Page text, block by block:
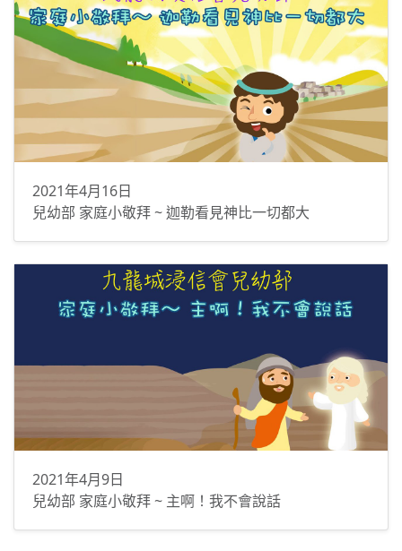
2021年4月16日
兒幼部 家庭小敬拜 ~ 迦勒看見神比一切都大
2021年4月9日
兒幼部 家庭小敬拜 ~ 主啊！我不會說話